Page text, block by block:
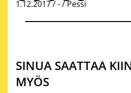
1.12.2017 /-/ Pessi
SINUA SAATTAA
MYÖS